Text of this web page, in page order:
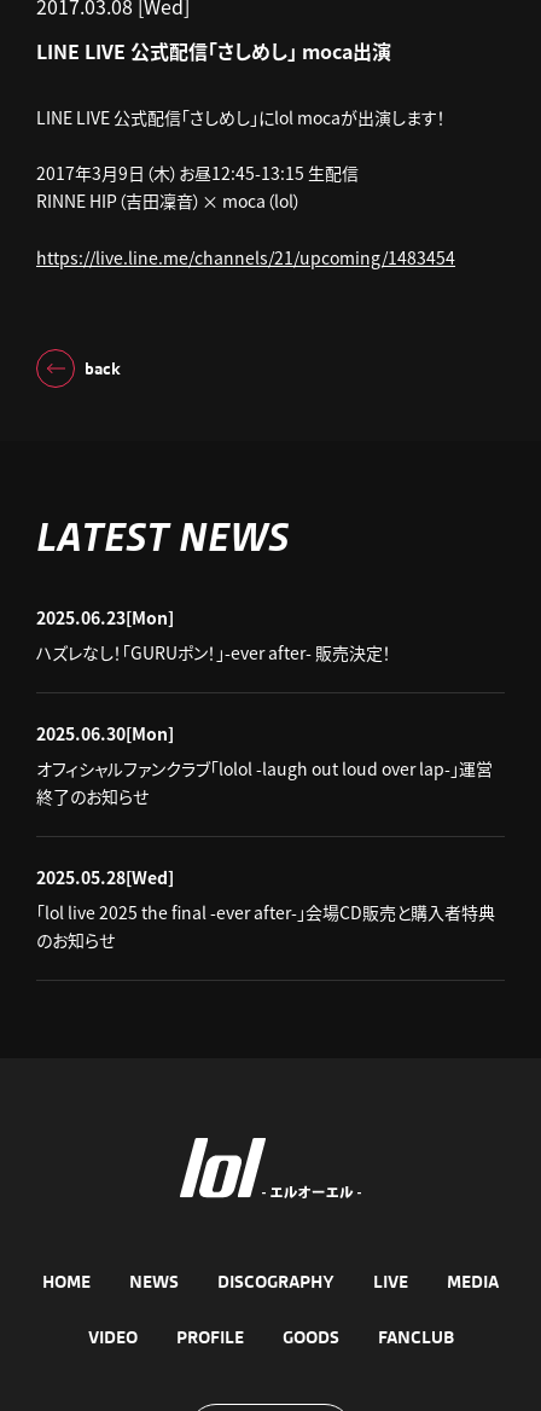
LINE LIVE 公式配信「さしめし」 moca出演
LINE LIVE 公式配信「さしめし」にlol mocaが出演します！
2017年3月9日（木）お昼12:45-13:15 生配信
RINNE HIP（吉田凜音）× moca（lol）
https://live.line.me/channels/21/upcoming/1483454
back
LATEST NEWS
2025.06.23[Mon]
ハズレなし！「GURUポン！」-ever after- 販売決定！
2025.06.30[Mon]
オフィシャルファンクラブ「lolol -laugh out loud over lap-」運営
終了のお知らせ
2025.05.28[Wed]
「lol live 2025 the final -ever after-」会場CD販売と購入者特典
のお知らせ
HOME NEWS DISCOGRAPHY LIVE MEDIA
VIDEO PROFILE GOODS FANCLUB